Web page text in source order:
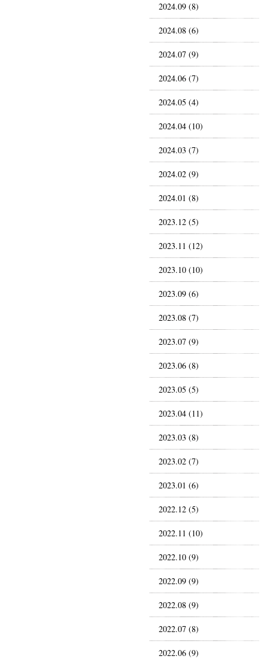
2024.09 (8)
2024.08 (6)
2024.07 (9)
2024.06 (7)
2024.05 (4)
2024.04 (10)
2024.03 (7)
2024.02 (9)
2024.01 (8)
2023.12 (5)
2023.11 (12)
2023.10 (10)
2023.09 (6)
2023.08 (7)
2023.07 (9)
2023.06 (8)
2023.05 (5)
2023.04 (11)
2023.03 (8)
2023.02 (7)
2023.01 (6)
2022.12 (5)
2022.11 (10)
2022.10 (9)
2022.09 (9)
2022.08 (9)
2022.07 (8)
2022.06 (9)